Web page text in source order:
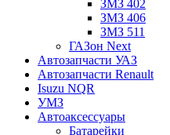
ЗМЗ 402
ЗМЗ 406
ЗМЗ 511
ГАЗон Next
Автозапчасти УАЗ
Автозапчасти Renault
Isuzu NQR
УМЗ
Автоаксессуары
Батарейки